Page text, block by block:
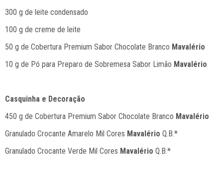
300 g de leite condensado
100 g de creme de leite
50 g de Cobertura Premium Sabor Chocolate Branco Mavalério
10 g de Pó para Preparo de Sobremesa Sabor Limão Mavalério
Casquinha e Decoração
450 g de Cobertura Premium Sabor Chocolate Branco Mavalério
Granulado Crocante Amarelo Mil Cores Mavalério Q.B.*
Granulado Crocante Verde Mil Cores Mavalério Q.B.*